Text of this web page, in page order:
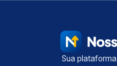
Sua